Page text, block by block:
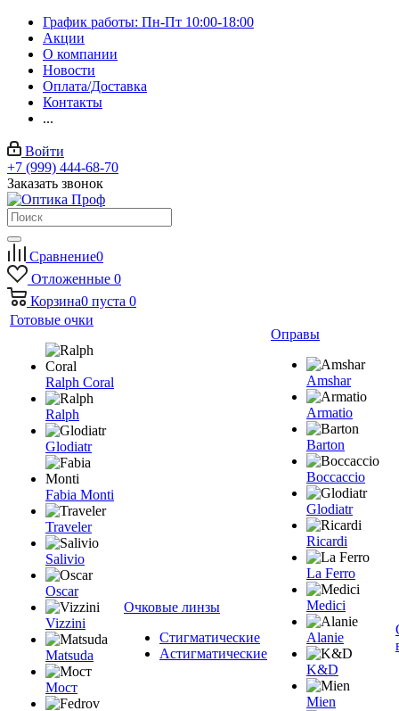
График работы: Пн-Пт 10:00-18:00
Акции
О компании
Новости
Оплата/Доставка
Контакты
...
Войти
+7 (999) 444-68-70
Заказать звонок
Сравнение0
Отложенные 0
Корзина0 пуста 0
Готовые очки
Ralph Coral
Ralph
Glodiatr
Fabia Monti
Traveler
Salivio
Oscar
Vizzini
Matsuda
Мост
Очковые линзы
Стигматические
Астигматические
Оправы
Amshar
Armatio
Barton
Boccaccio
Glodiatr
Ricardi
La Ferro
Medici
Alanie
K&D
Mien